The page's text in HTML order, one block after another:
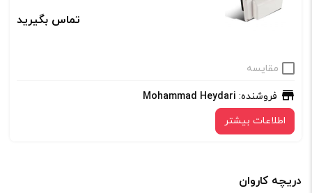
تماس بگیرید
مقایسه
فروشنده: Mohammad Heydari
اطلاعات بیشتر
دریچه کاروان